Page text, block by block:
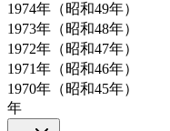
1974年（昭和49年）
1973年（昭和48年）
1972年（昭和47年）
1971年（昭和46年）
1970年（昭和45年）
年